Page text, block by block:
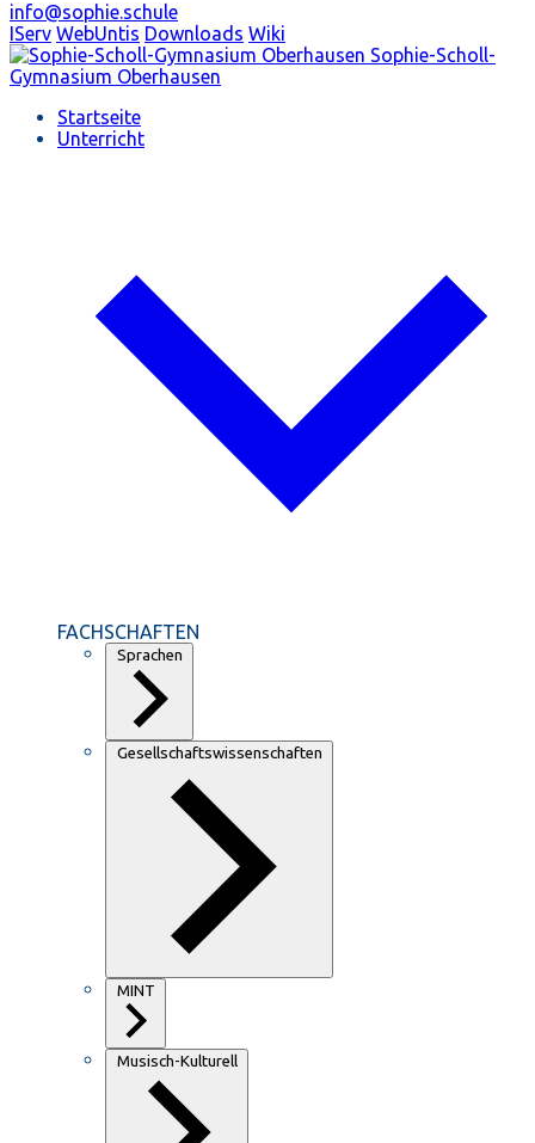
info@sophie.schule
IServ WebUntis Downloads Wiki
Sophie-Scholl-
Gymnasium Oberhausen
Startseite
Unterricht
FACHSCHAFTEN
Sprachen
Gesellschaftswissenschaften
MINT
Musisch-Kulturell